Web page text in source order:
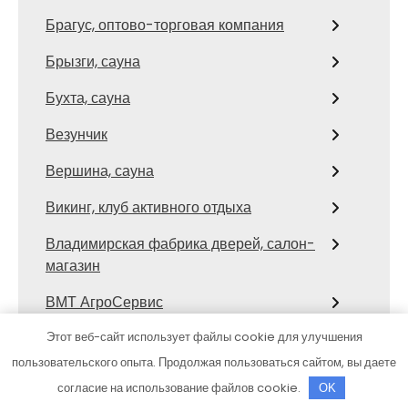
Брагус, оптово-торговая компания
Брызги, сауна
Бухта, сауна
Везунчик
Вершина, сауна
Викинг, клуб активного отдыха
Владимирская фабрика дверей, салон-
магазин
ВМТ АгроСервис
Водный мир, оздоровительный
комплекс
Водород24
Этот веб-сайт использует файлы cookie для улучшения
пользовательского опыта. Продолжая пользоваться сайтом, вы даете
согласие на использование файлов cookie.
OK